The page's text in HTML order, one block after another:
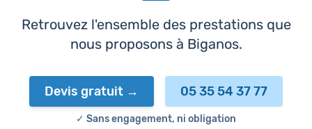
Retrouvez l'ensemble des prestations que
nous proposons à Biganos.
Devis gratuit 05 35 54 37 77
✓ Sans engagement, ni obligation